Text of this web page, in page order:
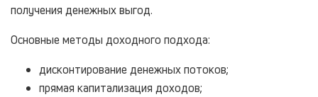
получения денежных выгод.
Основные методы доходного подхода:
дисконтирование денежных потоков;
прямая капитализация доходов;